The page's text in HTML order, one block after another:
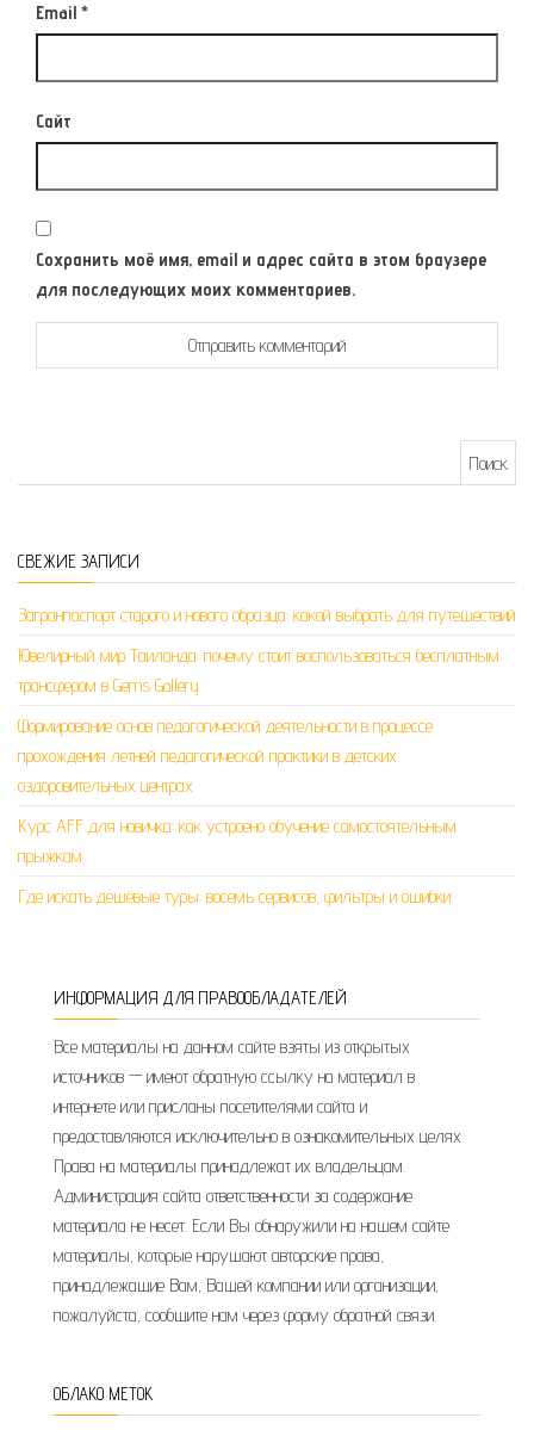
Email *
Сайт
Сохранить моё имя, email и адрес сайта в этом браузере
для последующих моих комментариев.
СВЕЖИЕ ЗАПИСИ
Загранпаспорт старого и нового образца: какой выбрать для путешествий
Ювелирный мир Таиланда: почему стоит воспользоваться бесплатным
трансфером в Gems Gallery
Формирование основ педагогической деятельности в процессе
прохождения летней педагогической практики в детских
оздоровительных центрах
Курс AFF для новичка: как устроено обучение самостоятельным
прыжкам
Где искать дешёвые туры: восемь сервисов, фильтры и ошибки
ИНФОРМАЦИЯ ДЛЯ ПРАВООБЛАДАТЕЛЕЙ
Все материалы на данном сайте взяты из открытых
источников — имеют обратную ссылку на материал в
интернете или присланы посетителями сайта и
предоставляются исключительно в ознакомительных целях.
Права на материалы принадлежат их владельцам.
Администрация сайта ответственности за содержание
материала не несет. Если Вы обнаружили на нашем сайте
материалы, которые нарушают авторские права,
принадлежащие Вам, Вашей компании или организации,
пожалуйста, сообщите нам через форму обратной связи.
ОБЛАКО МЕТОК